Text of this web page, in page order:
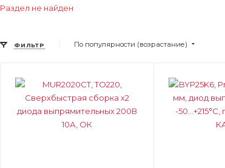
Раздел не найден
ФИЛЬТР По популярности (возрастание)
Цвет Цвет